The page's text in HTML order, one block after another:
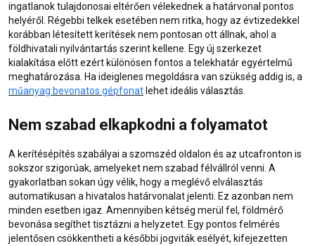
ingatlanok tulajdonosai eltérően vélekednek a határvonal pontos
helyéről. Régebbi telkek esetében nem ritka, hogy az évtizedekkel
korábban létesített kerítések nem pontosan ott állnak, ahol a
földhivatali nyilvántartás szerint kellene. Egy új szerkezet
kialakítása előtt ezért különösen fontos a telekhatár egyértelmű
meghatározása. Ha ideiglenes megoldásra van szükség addig is, a
műanyag bevonatos gépfonat lehet ideális választás.
Nem szabad elkapkodni a folyamatot
A kerítésépítés szabályai a szomszéd oldalon és az utcafronton is
sokszor szigorúak, amelyeket nem szabad félvállról venni. A
gyakorlatban sokan úgy vélik, hogy a meglévő elválasztás
automatikusan a hivatalos határvonalat jelenti. Ez azonban nem
minden esetben igaz. Amennyiben kétség merül fel, földmérő
bevonása segíthet tisztázni a helyzetet. Egy pontos felmérés
jelentősen csökkentheti a későbbi jogviták esélyét, kifejezetten